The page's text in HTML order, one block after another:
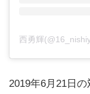
西勇輝
2019年6月21日